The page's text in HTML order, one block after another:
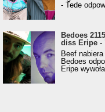
- Tede
Bedoes
diss Eripe -
Beef
Bedoes
Eripe